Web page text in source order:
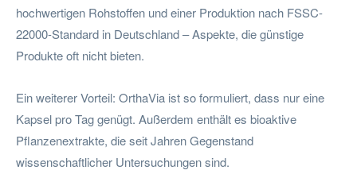
hochwertigen Rohstoffen und einer Produktion nach FSSC-
22000-Standard in Deutschland – Aspekte, die günstige
Produkte oft nicht bieten.
Ein weiterer Vorteil: OrthaVia ist so formuliert, dass nur eine
Kapsel pro Tag genügt. Außerdem enthält es bioaktive
Pflanzenextrakte, die seit Jahren Gegenstand
wissenschaftlicher Untersuchungen sind.